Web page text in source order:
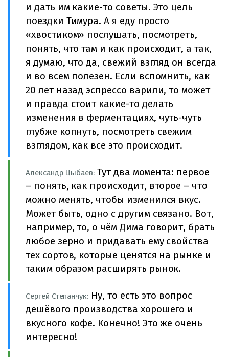
и дать им какие-то советы. Это цель
поездки Тимура. А я еду просто
«хвостиком» послушать, посмотреть,
понять, что там и как происходит, а так,
я думаю, что да, свежий взгляд он всегда
и во всем полезен. Если вспомнить, как
20 лет назад эспрессо варили, то может
и правда стоит какие-то делать
изменения в ферментациях, чуть-чуть
глубже копнуть, посмотреть свежим
взглядом, как все это происходит.
Александр Цыбаев: Тут два момента: первое
– понять, как происходит, второе – что
можно менять, чтобы изменился вкус.
Может быть, одно с другим связано. Вот,
например, то, о чём Дима говорит, брать
любое зерно и придавать ему свойства
тех сортов, которые ценятся на рынке и
таким образом расширять рынок.
Сергей Степанчук: Ну, то есть это вопрос
дешёвого производства хорошего и
вкусного кофе. Конечно! Это же очень
интересно!